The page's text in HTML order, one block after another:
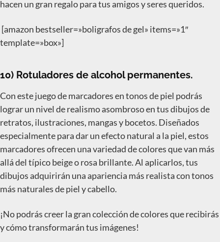
hacen un gran regalo para tus amigos y seres queridos.
[amazon bestseller=»boligrafos de gel» items=»1″
template=»box»]
10) Rotuladores de alcohol permanentes.
Con este juego de marcadores en tonos de piel podrás
lograr un nivel de realismo asombroso en tus dibujos de
retratos, ilustraciones, mangas y bocetos. Diseñados
especialmente para dar un efecto natural a la piel, estos
marcadores ofrecen una variedad de colores que van más
allá del típico beige o rosa brillante. Al aplicarlos, tus
dibujos adquirirán una apariencia más realista con tonos
más naturales de piel y cabello.
¡No podrás creer la gran colección de colores que recibirás
y cómo transformarán tus imágenes!